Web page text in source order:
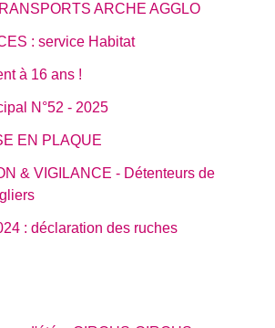
ARCHE AGGLO
: service Habitat
à 16 ans !
N°52 - 2025
EN PLAQUE
& VIGILANCE - Détenteurs de
: déclaration des ruches